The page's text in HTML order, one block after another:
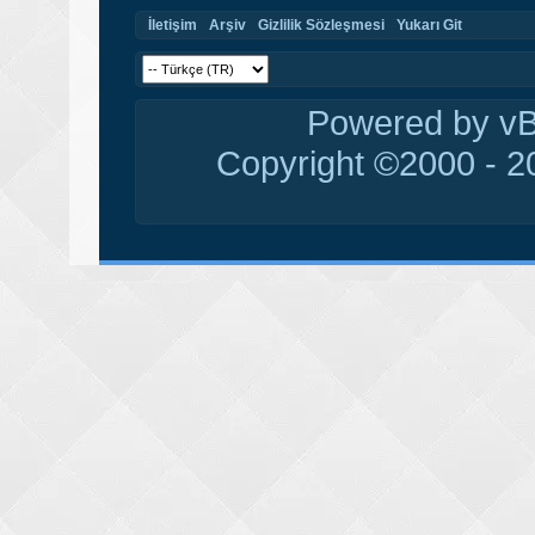
İletişim Arşiv Gizlilik Sözleşmesi Yukarı Git
Powered by
Copyright ©2000 -